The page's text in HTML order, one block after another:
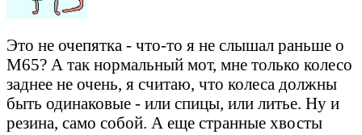
Это не очепятка - что-то я не слышал раньше о
М65? А так нормальный мот, мне только колесо
заднее не очень, я считаю, что колеса должны
быть одинаковые - или спицы, или литье. Ну и
резина, само собой. А еще странные хвосты